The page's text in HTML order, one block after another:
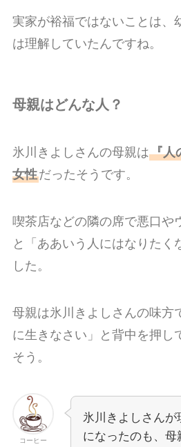
実家が裕福ではないことは、
は理解していたんですね。
母親はどんな人？
氷川きよしさんの母親は『人
女性だったそうです。
喫茶店などの隣の席で悪口や
と「ああいう人にはなりたく
した。
母親は氷川きよしさんの味方
に生きなさい」と背中を押し
そう。
コーヒー
氷川きよしさんが
になったのも、母